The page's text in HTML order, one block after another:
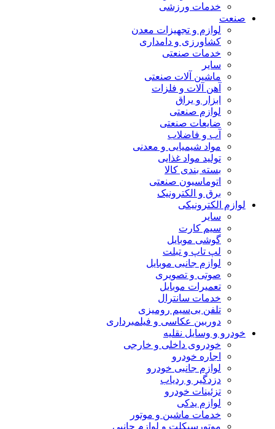
خدمات ورزشی
صنعت
لوازم و تجهیزات معدن
کشاورزی و دامداری
خدمات صنعتی
سایر
ماشین آلات صنعتی
آهن آلات و فلزات
ابزار و یراق
لوازم صنعتی
ضایعات صنعتی
آب و فاضلاب
مواد شیمیایی و معدنی
تولید مواد غذایی
بسته بندی کالا
اتوماسیون صنعتی
برق و الکترونیک
لوازم الکترونیکی
سایر
سیم کارت
گوشی موبایل
لپ تاپ و تبلت
لوازم جانبی موبایل
صوتی و تصویری
تعمیرات موبایل
خدمات سانترال
تلفن بی‌سیم رومیزی
دوربین عکاسی و فیلمبرداری
خودرو و وسایل نقلیه
خودروی داخلی و خارجی
اجاره خودرو
لوازم جانبی خودرو
دزدگیر و ردیاب
تزئینات خودرو
لوازم یدکی
خدمات ماشین و موتور
موتورسیکلت و لوازم جانبی